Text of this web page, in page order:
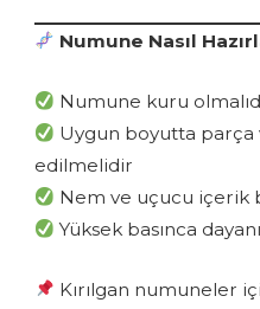
Numune Nasıl
Numune kuru
Uygun boyutta
edilmelidir
Nem ve uçucu içerik
Yüksek basınca
Kırılgan numuneler